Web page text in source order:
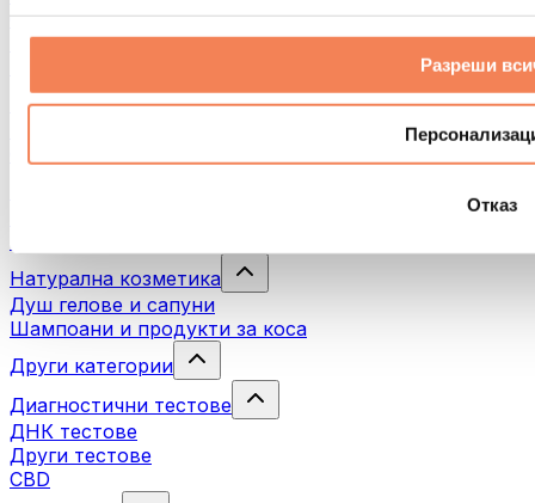
Разреши
Отказ
Студена терапия
Плуване
Биохакинг
Филтри и кани за вода
Натурална козметика
Душ гелове и сапуни
Шампоани и продукти за коса
Други категории
Диагностични тестове
ДНК тестове
Други тестове
CBD